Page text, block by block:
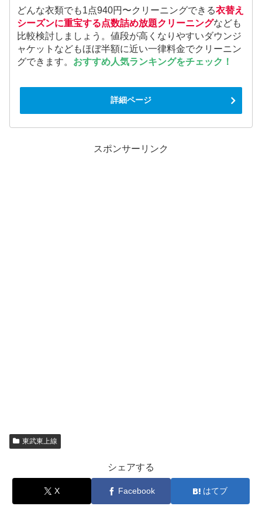
どんな衣類でも1点940円〜クリーニングできる衣替え
シーズンに重宝する点数詰め放題クリーニングなども
比較検討しましょう。値段が高くなりやすいダウンジ
ャケットなどもほぼ半額に近い一律料金でクリーニン
グできます。 おすすめ人気ランキングをチェック！
詳細ページ
スポンサーリンク
東武東上線
シェアする
X Facebook はてブ